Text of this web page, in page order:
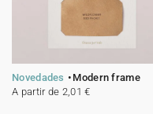
Novedades
Modern frame
A partir de 2,01 €